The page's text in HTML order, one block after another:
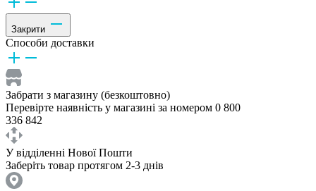
Закрити
Способи доставки
Забрати з магазину (безкоштовно)
Перевірте наявність у магазині за номером 0 800
336 842
У відділенні Нової Пошти
Заберіть товар протягом 2-3 днів